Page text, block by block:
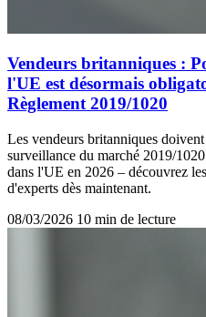
Vendeurs britanniques :
l'UE est désormais
Règlement 2019/1020
Les vendeurs britanniques
surveillance du marché 2019/
dans l'UE en 2026 – découvrez
d'experts dès maintenant.
08/03/2026 10 min de lecture